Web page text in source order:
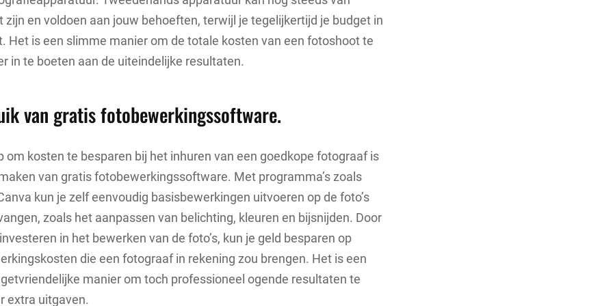
zijn en voldoen aan jouw behoeften, terwijl je tegelijkertijd je budget in
Het is een slimme manier om de totale kosten van een fotoshoot te
in te boeten aan de uiteindelijke resultaten.
van gratis fotobewerkingssoftware.
om kosten te besparen bij het inhuren van een goedkope fotograaf is
van gratis fotobewerkingssoftware. Met programma’s zoals
kun je zelf eenvoudig basisbewerkingen uitvoeren op de foto’s
zoals het aanpassen van belichting, kleuren en bijsnijden. Door
in het bewerken van de foto’s, kun je geld besparen op
die een fotograaf in rekening zou brengen. Het is een
manier om toch professioneel ogende resultaten te
extra uitgaven.